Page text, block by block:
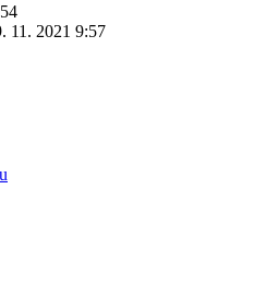
11. 2021 9:57